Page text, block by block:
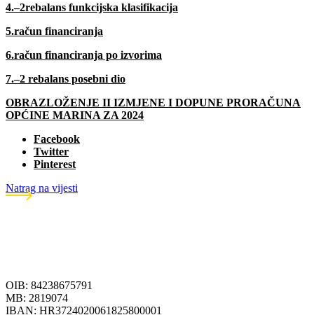
4.–2rebalans funkcijska klasifikacija
5.račun financiranja
6.račun financiranja po izvorima
7.–2 rebalans posebni dio
OBRAZLOŽENJE II IZMJENE I DOPUNE PRORAČUNA
OPĆINE MARINA ZA 2024
Facebook
Twitter
Pinterest
Natrag na vijesti
OIB: 84238675791
MB: 2819074
IBAN: HR3724020061825800001